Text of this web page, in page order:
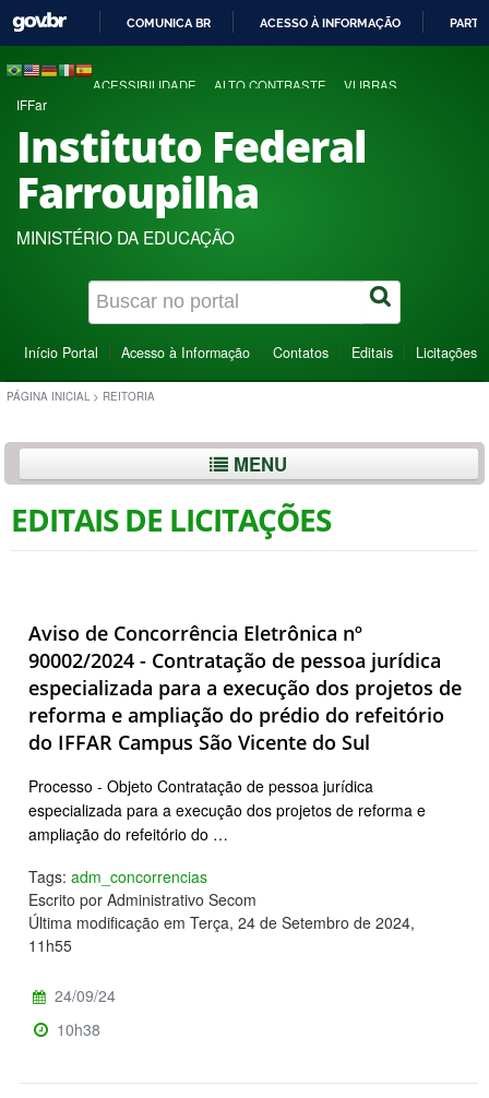
COMUNICA BR ACESSO À INFORMAÇÃO
ACESSIBILIDADE ALTO CONTRASTE VLIBRAS
IFFar
Instituto Federal
Farroupilha
MINISTÉRIO DA EDUCAÇÃO
Início Portal Acesso à Informação Contatos Editais Licitações
PÁGINA INICIAL > REITORIA
MENU
EDITAIS DE LICITAÇÕES
Aviso de Concorrência Eletrônica nº
90002/2024 - Contratação de pessoa jurídica
especializada para a execução dos projetos de
reforma e ampliação do prédio do refeitório
do IFFAR Campus São Vicente do Sul
Processo - Objeto Contratação de pessoa jurídica
especializada para a execução dos projetos de reforma e
ampliação do refeitório do …
Tags: adm_concorrencias
Escrito por Administrativo Secom
Última modificação em Terça, 24 de Setembro de 2024,
11h55
24/09/24
10h38